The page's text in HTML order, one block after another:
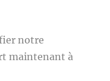
notre
maintenant à